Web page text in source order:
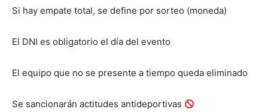
Si hay empate total, se define por sorteo (moneda)
El DNI es obligatorio el día del evento
El equipo que no se presente a tiempo queda eliminado
Se sancionarán actitudes antideportivas